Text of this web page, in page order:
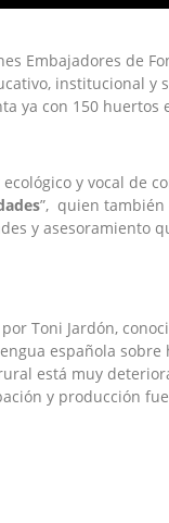
Embajadores de
institucional y
ya con 150 huertos
y vocal de
”, quien
y asesoramiento
Toni Jardón,
española
está muy
y producción